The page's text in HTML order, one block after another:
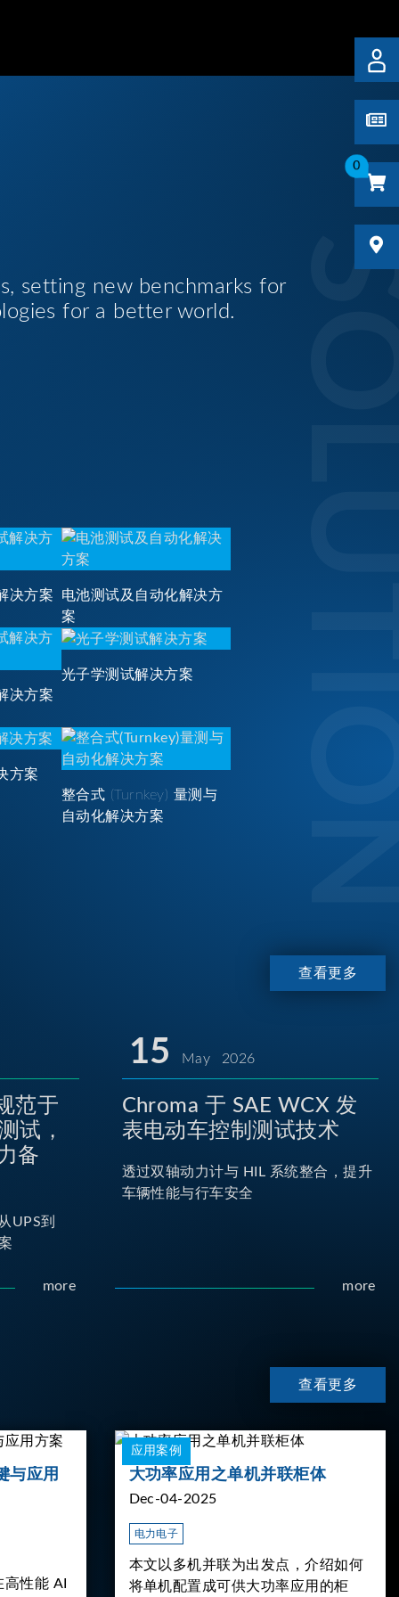
0
setting new benchmarks for
for a better world.
决方案
电池测试及自动化解决方
案
决方案
光子学测试解决方案
方案
整合式 (Turnkey) 量测与
自动化解决方案
查看更多
范于
试，
备
UPS到
more
15 May 2026
Chroma 于 SAE WCX 发
表电动车控制测试技术
透过双轴动力计与 HIL 系统整合，提升
车辆性能与行车安全
more
查看更多
与应用
性能 AI
应用案例
大功率应用之单机并联柜体
Dec-04-2025
电力电子
本文以多机并联为出发点，介绍如何
将单机配置成可供大功率应用的柜